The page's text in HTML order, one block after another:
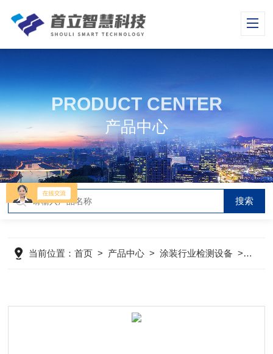
PRODUCT CENTER
产品中心
当前位置：首页 > 产品中心 >涂装行业检测设备 > 环境